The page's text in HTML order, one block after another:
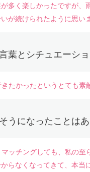
多く楽しかったですが
が続けられたように思い
葉とシチュエーシ
たかったというとても
うになったことは
ッチングしても、私の
らなくなってきて、本当